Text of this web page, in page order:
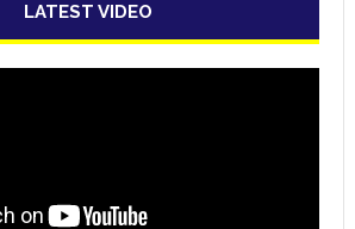
LATEST VIDEO